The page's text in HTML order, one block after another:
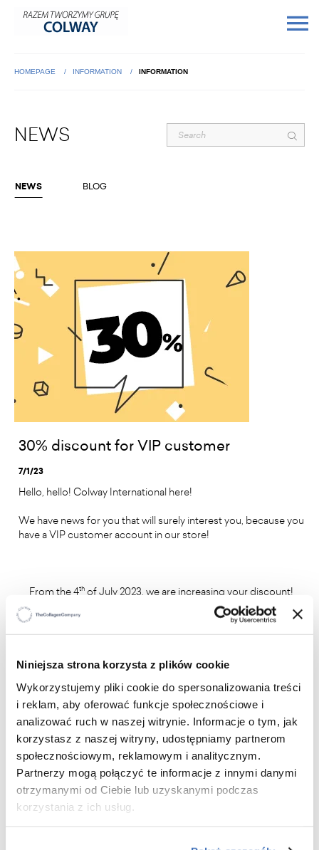
Niniejsza strona korzysta z plików cookie
Wykorzystujemy pliki cookie do spersonalizowania treści
i reklam, aby oferować funkcje społecznościowe i
analizować ruch w naszej witrynie. Informacje o tym, jak
korzystasz z naszej witryny, udostępniamy partnerom
społecznościowym, reklamowym i analitycznym.
Partnerzy mogą połączyć te informacje z innymi danymi
otrzymanymi od Ciebie lub uzyskanymi podczas
korzystania z ich usług.
HOMEPAGE INFORMATION INFORMATION
NEWS
NEWS BLOG
30% discount for VIP customer
7/1/23
Hello, hello! Colway International here!
We have news for you that will surely interest you, because you
have a VIP customer account in our store!
From the 4th of July 2023, we are increasing your discount!
This hasn't happened yet!
but as much as 20%
Remember that VIP customers also have access to Special
Offers in our store, thanks to which you can make purchases at
even more attractive prices.
If you have any questions or need help, please contact us by e-
mail or phone and we will be happy to help you: